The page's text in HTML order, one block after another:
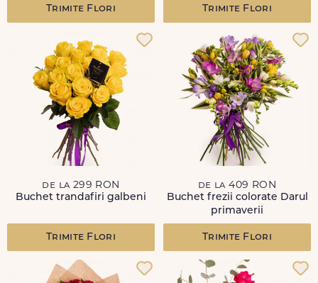
Trimite Flori Trimite Flori
de la 299 RON
Buchet trandafiri galbeni
Trimite Flori
de la 409 RON
Buchet frezii colorate Darul
primaverii
Trimite Flori